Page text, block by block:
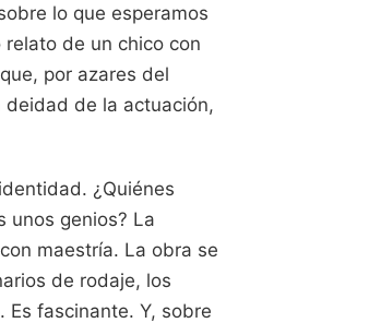
lo que esperamos
de un chico con
por azares del
de la actuación,
¿Quiénes
unos genios? La
maestría. La obra se
de rodaje, los
Es fascinante. Y, sobre